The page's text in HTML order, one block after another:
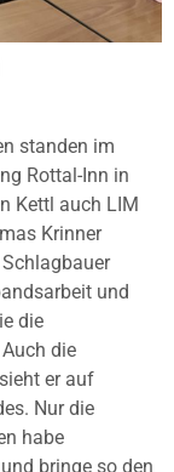
standen im
Rottal-Inn in
Kettl auch LIM
Krinner
und
die
die
er auf
Nur die
habe
bringe so den